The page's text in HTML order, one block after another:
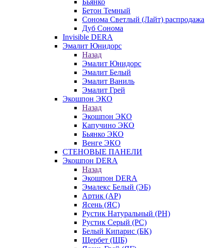
Бьянко
Бетон Темный
Сонома Светлый (Лайт) распродажа
Дуб Сонома
Invisible DERA
Эмалит Юнидорс
Назад
Эмалит Юнидорс
Эмалит Белый
Эмалит Ваниль
Эмалит Грей
Экошпон ЭКО
Назад
Экошпон ЭКО
Капучино ЭКО
Бьянко ЭКО
Венге ЭКО
СТЕНОВЫЕ ПАНЕЛИ
Экошпон DERA
Назад
Экошпон DERA
Эмалекс Белый (ЭБ)
Артик (АР)
Ясень (ЯС)
Рустик Натуральный (РН)
Рустик Серый (РС)
Белый Кипарис (БК)
Щербет (ЩБ)